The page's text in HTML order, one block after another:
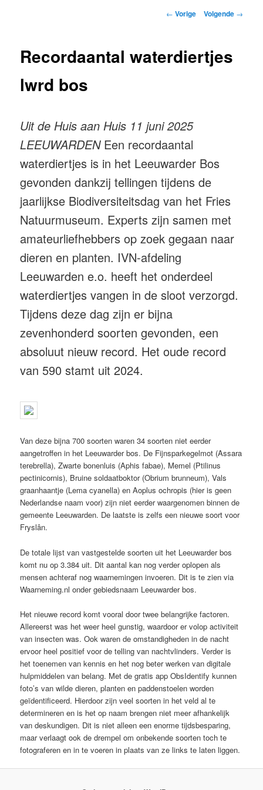
Berichtnavigatie
← Vorige Volgende →
Recordaantal waterdiertjes
lwrd bos
Uit de Huis aan Huis 11 juni 2025
LEEUWARDENEen recordaantal
waterdiertjes is in het Leeuwarder Bos
gevonden dankzij tellingen tijdens de
jaarlijkse Biodiversiteitsdag van het Fries
Natuurmuseum. Experts zijn samen met
amateurliefhebbers op zoek gegaan naar
dieren en planten. IVN-afdeling
Leeuwarden e.o. heeft het onderdeel
waterdiertjes vangen in de sloot verzorgd.
Tijdens deze dag zijn er bijna
zevenhonderd soorten gevonden, een
absoluut nieuw record. Het oude record
van 590 stamt uit 2024.
Van deze bijna 700 soorten waren 34 soorten niet eerder
aangetroffen in het Leeuwarder bos. De Fijnsparkegelmot (Assara
terebrella), Zwarte bonenluis (Aphis fabae), Memel (Ptilinus
pectinicornis), Bruine soldaatboktor (Obrium brunneum), Vals
graanhaantje (Lema cyanella) en Aoplus ochropis (hier is geen
Nederlandse naam voor) zijn niet eerder waargenomen binnen de
gemeente Leeuwarden. De laatste is zelfs een nieuwe soort voor
Fryslân.
De totale lijst van vastgestelde soorten uit het Leeuwarder bos
komt nu op 3.384 uit. Dit aantal kan nog verder oplopen als
mensen achteraf nog waarnemingen invoeren. Dit is te zien via
Waarneming.nl onder gebiedsnaam Leeuwarder bos.
Het nieuwe record komt vooral door twee belangrijke factoren.
Allereerst was het weer heel gunstig, waardoor er volop activiteit
van insecten was. Ook waren de omstandigheden in de nacht
ervoor heel positief voor de telling van nachtvlinders. Verder is
het toenemen van kennis en het nog beter werken van digitale
hulpmiddelen van belang. Met de gratis app ObsIdentify kunnen
foto’s van wilde dieren, planten en paddenstoelen worden
geïdentificeerd. Hierdoor zijn veel soorten in het veld al te
determineren en is het op naam brengen niet meer afhankelijk
van deskundigen. Dit is niet alleen een enorme tijdsbesparing,
maar verlaagt ook de drempel om onbekende soorten toch te
fotograferen en in te voeren in plaats van ze links te laten liggen.